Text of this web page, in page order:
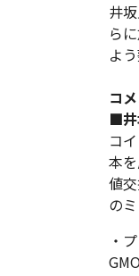
井
ら
よ
コ
■井
コ
本
値
の
・